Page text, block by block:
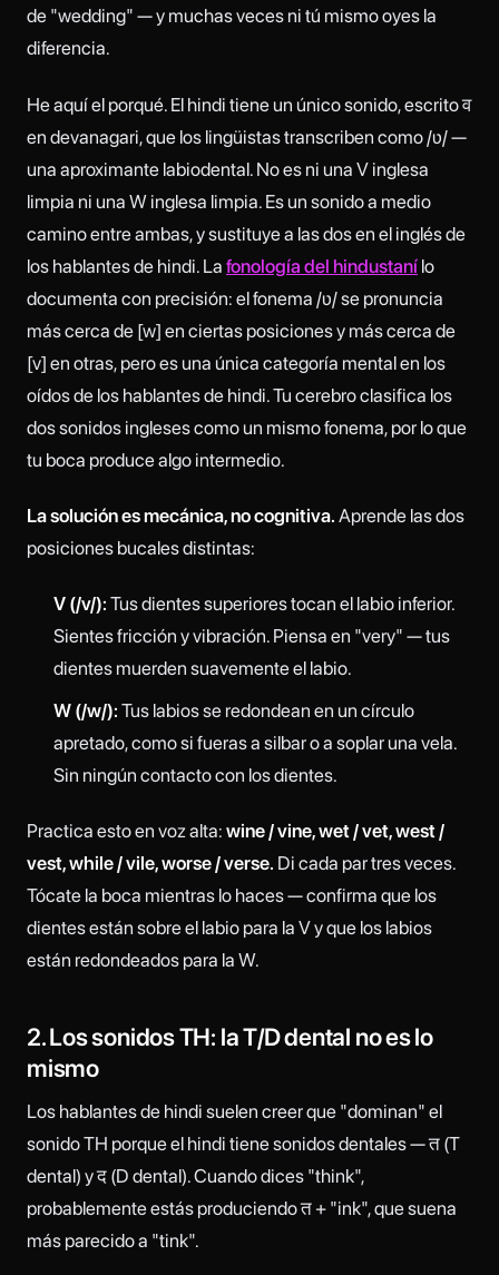
de "wedding" — y muchas veces ni tú mismo oyes la
diferencia.
He aquí el porqué. El hindi tiene un único sonido, escrito व
en devanagari, que los lingüistas transcriben como /ʋ/ —
una aproximante labiodental. No es ni una V inglesa
limpia ni una W inglesa limpia. Es un sonido a medio
camino entre ambas, y sustituye a las dos en el inglés de
los hablantes de hindi. La fonología del hindustaní lo
documenta con precisión: el fonema /ʋ/ se pronuncia
más cerca de [w] en ciertas posiciones y más cerca de
[v] en otras, pero es una única categoría mental en los
oídos de los hablantes de hindi. Tu cerebro clasifica los
dos sonidos ingleses como un mismo fonema, por lo que
tu boca produce algo intermedio.
La solución es mecánica, no cognitiva. Aprende las dos
posiciones bucales distintas:
V (/v/): Tus dientes superiores tocan el labio inferior.
Sientes fricción y vibración. Piensa en "very" — tus
dientes muerden suavemente el labio.
W (/w/): Tus labios se redondean en un círculo
apretado, como si fueras a silbar o a soplar una vela.
Sin ningún contacto con los dientes.
Practica esto en voz alta: wine / vine, wet / vet, west /
vest, while / vile, worse / verse. Di cada par tres veces.
Tócate la boca mientras lo haces — confirma que los
dientes están sobre el labio para la V y que los labios
están redondeados para la W.
2. Los sonidos TH: la T/D dental no es lo
mismo
Los hablantes de hindi suelen creer que "dominan" el
sonido TH porque el hindi tiene sonidos dentales — त (T
dental) y द (D dental). Cuando dices "think",
probablemente estás produciendo त + "ink", que suena
más parecido a "tink".